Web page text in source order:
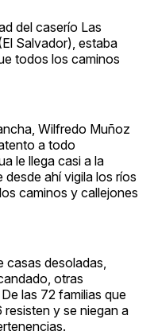
del caserío Las
Salvador), estaba
todos los caminos
Wilfredo Muñoz
a todo
le llega casi a la
ahí vigila los ríos
caminos y callejones
desoladas,
otras
las 72 familias que
y se niegan a